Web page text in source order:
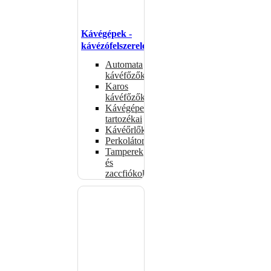
Kávégépek -
kávézófelszerelés
Automata
kávéfőzők
Karos
kávéfőzők
Kávégépek
tartozékai
Kávéőrlők
Perkolátorok
Tamperek
és
zaccfiókok